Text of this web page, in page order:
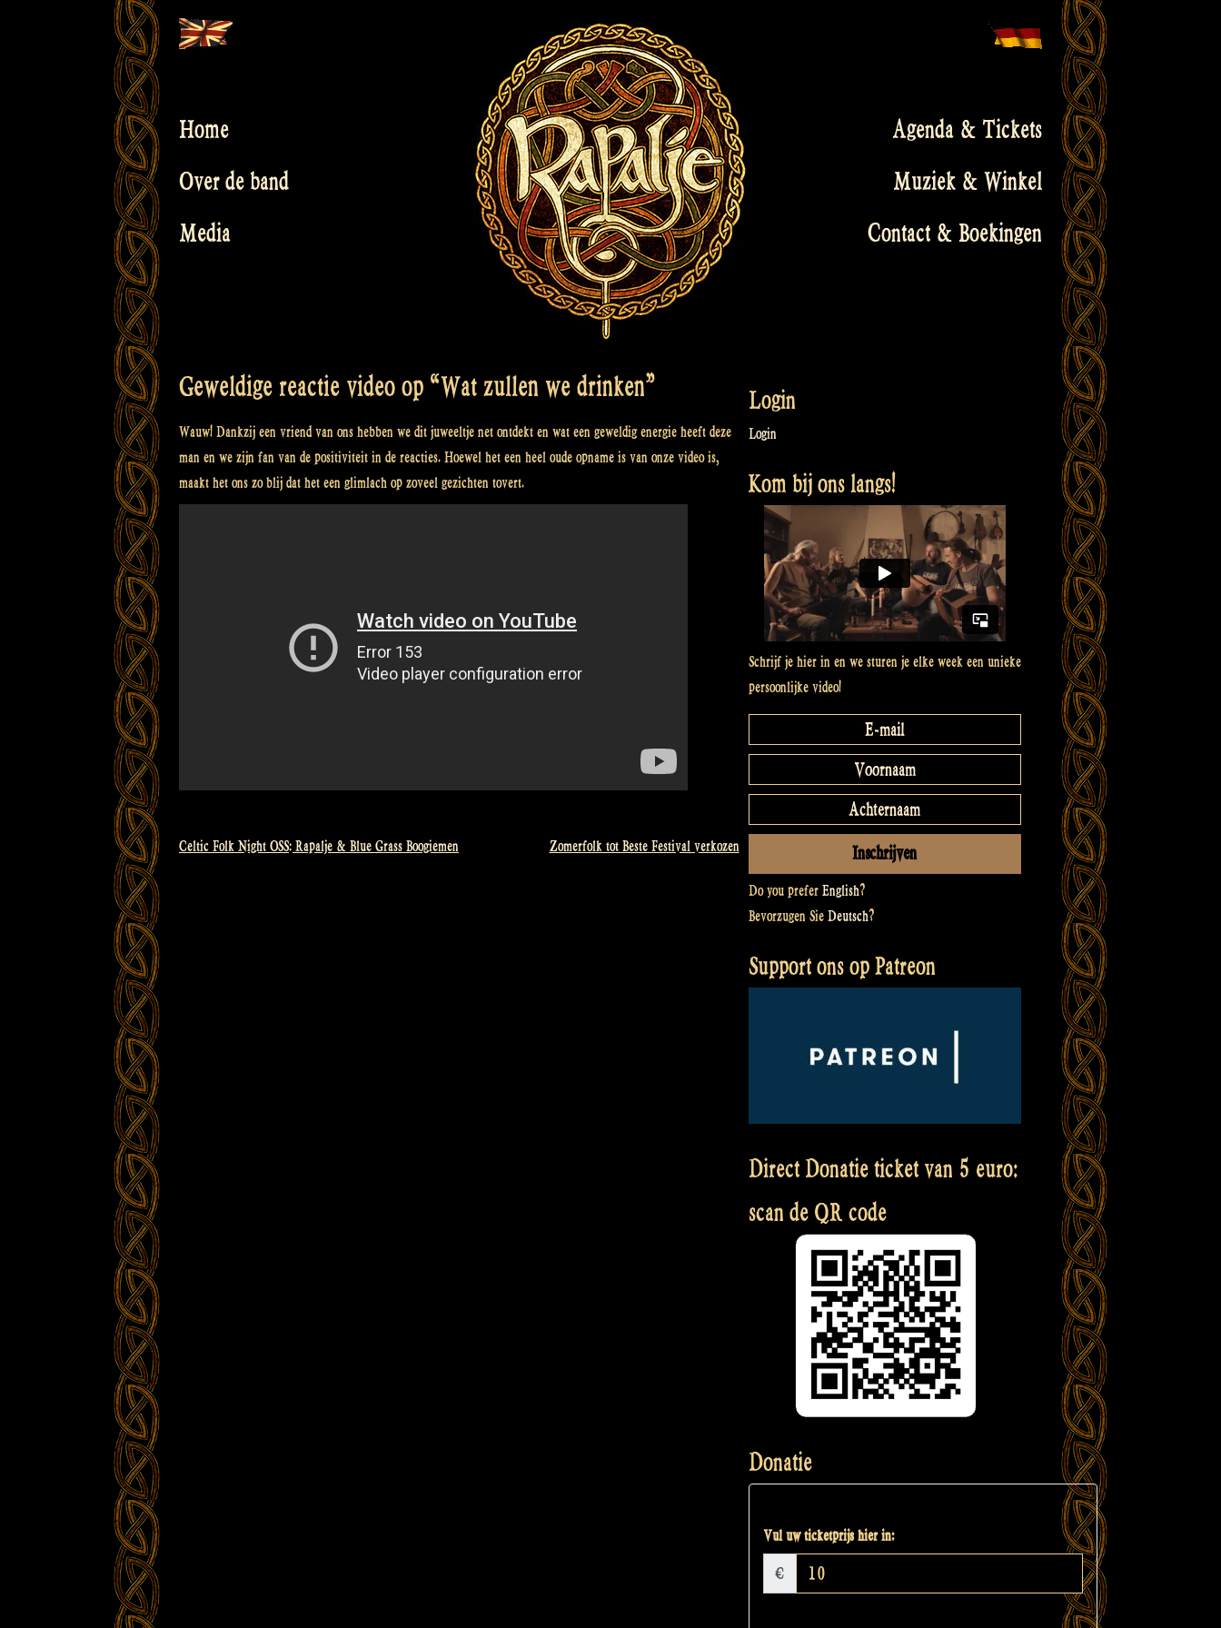
to
Home
Over de band
Media
Agenda & Tickets
Muziek & Winkel
Contact & Boekingen
Geweldige reactie video op “Wat zullen we drinken”
Wauw! Dankzij een vriend van ons hebben we dit juweeltje net ontdekt en wat een geweldig energie heeft deze
man en we zijn fan van de positiviteit in de reacties. Hoewel het een heel oude opname is van onze video is,
maakt het ons zo blij dat het een glimlach op zoveel gezichten tovert.
Bericht
Celtic Folk Night OSS: Rapalje & Blue Grass Boogiemen Zomerfolk tot Beste Festival verkozen
Login
Login
Kom bij ons langs!
Schrijf je hier in en we sturen je elke week een unieke
persoonlijke video!
Do you prefer English?
Bevorzugen Sie Deutsch?
Support ons op Patreon
Direct Donatie ticket van 5 euro:
scan de QR code
Donatie
Vul uw ticketprijs hier in:
€